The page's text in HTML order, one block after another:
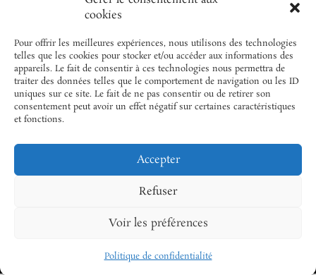
cookies
Pour offrir les meilleures expériences, nous utilisons des technologies
telles que les cookies pour stocker et/ou accéder aux informations des
appareils. Le fait de consentir à ces technologies nous permettra de
traiter des données telles que le comportement de navigation ou les ID
uniques sur ce site. Le fait de ne pas consentir ou de retirer son
consentement peut avoir un effet négatif sur certaines caractéristiques
et fonctions.
Accepter
Refuser
Voir les préférences
Politique de confidentialité
5 rue des
Colonnes
du Trône |
75012 Paris
Tél.: +33 1
43 22 33 33
INCONTOURNABLES
SFC
Cardio-
Online
Cardiogen
cookies
marketing et
activer ce
contenu
Cardiomyopathies |Mentions légales
confidentialité